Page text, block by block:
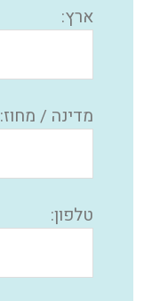
ארץ:
מדינה / מחוז:
טלפון: